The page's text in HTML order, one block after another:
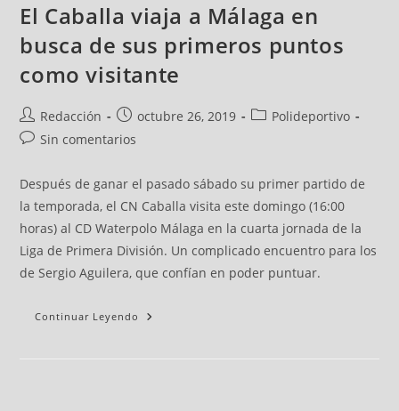
El Caballa viaja a Málaga en
busca de sus primeros puntos
como visitante
Redacción octubre 26, 2019
Polideportivo
Sin comentarios
Después de ganar el pasado sábado su primer partido de
la temporada, el CN Caballa visita este domingo (16:00
horas) al CD Waterpolo Málaga en la cuarta jornada de la
Liga de Primera División. Un complicado encuentro para los
de Sergio Aguilera, que confían en poder puntuar.
Continuar Leyendo